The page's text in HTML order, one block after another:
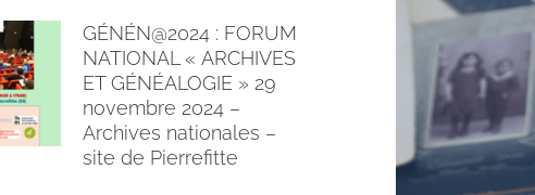
GÉNÉN@2024 : FORUM
NATIONAL « ARCHIVES
ET GÉNÉALOGIE » 29
novembre 2024 –
Archives nationales –
site de Pierrefitte